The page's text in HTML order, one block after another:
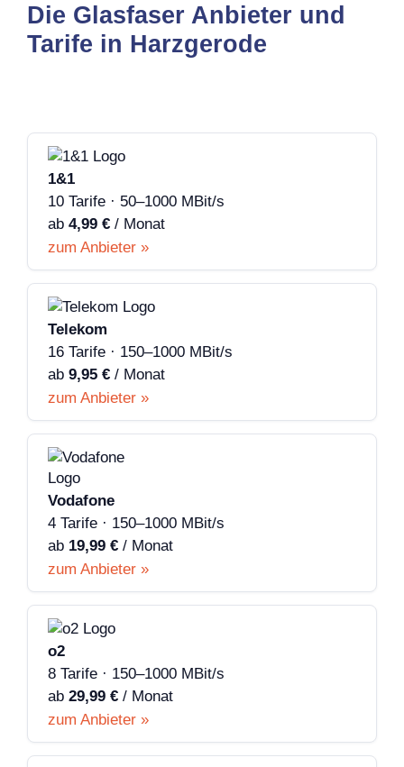
Die Glasfaser Anbieter und
Tarife in Harzgerode
1&1
10 Tarife · 50–1000 MBit/s
ab 4,99 € / Monat
zum Anbieter »
Telekom
16 Tarife · 150–1000 MBit/s
ab 9,95 € / Monat
zum Anbieter »
Vodafone
4 Tarife · 150–1000 MBit/s
ab 19,99 € / Monat
zum Anbieter »
o2
8 Tarife · 150–1000 MBit/s
ab 29,99 € / Monat
zum Anbieter »